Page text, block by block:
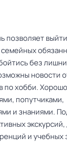
позволяет
без
новости
по хобби.
попутчиками,
и знаниями.
экскурсий,
и учебных